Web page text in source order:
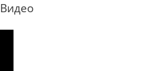
Видео